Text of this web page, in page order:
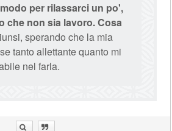
per rilassarci un po',
che non sia lavoro. Cosa
sperando che la mia
tanto allettante quanto mi
nel farla.